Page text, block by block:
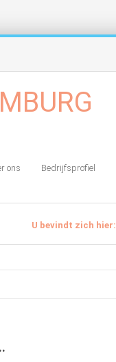
ons Bedrijfsprofiel
U bevindt zich hier: